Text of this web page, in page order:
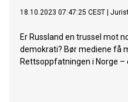
18.10.2023 07:47:25 CEST
Er Russland en trussel mot
demokrati? Bør mediene få
Rettsoppfatningen i Norge